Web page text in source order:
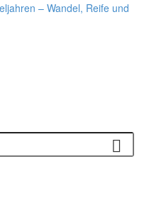
– Wandel, Reife und